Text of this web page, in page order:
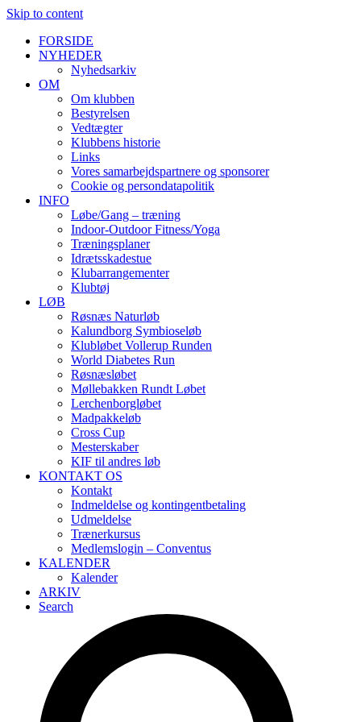
Skip to content
FORSIDE
NYHEDER
Nyhedsarkiv
OM
Om klubben
Bestyrelsen
Vedtægter
Klubbens historie
Links
Vores samarbejdspartnere og sponsorer
Cookie og persondatapolitik
INFO
Løbe/Gang – træning
Indoor-Outdoor Fitness/Yoga
Træningsplaner
Idrætsskadestue
Klubarrangementer
Klubtøj
LØB
Røsnæs Naturløb
Kalundborg Symbioseløb
Klubløbet Vollerup Runden
World Diabetes Run
Røsnæsløbet
Møllebakken Rundt Løbet
Lerchenborgløbet
Madpakkeløb
Cross Cup
Mesterskaber
KIF til andres løb
KONTAKT OS
Kontakt
Indmeldelse og kontingentbetaling
Udmeldelse
Trænerkursus
Medlemslogin – Conventus
KALENDER
Kalender
ARKIV
Search